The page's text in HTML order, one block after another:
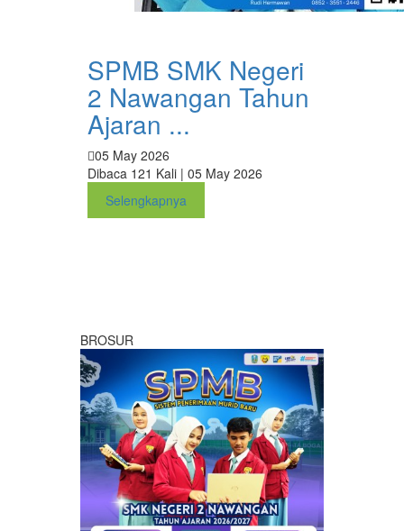
SPMB SMK Negeri
2 Nawangan Tahun
Ajaran ...
05 May 2026
Dibaca 121 Kali | 05 May 2026
Selengkapnya
BROSUR